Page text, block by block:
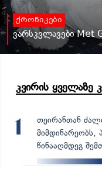
ქრონიკები
ვარსკვლავები Met
კვირის ყველაზე
1
თეირანთან
მიმდინარეობს,
წინააღმდეგ